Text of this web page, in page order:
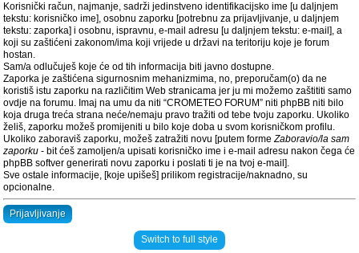
Korisnički račun, najmanje, sadrži jedinstveno identifikacijsko ime [u daljnjem
tekstu: korisničko ime], osobnu zaporku [potrebnu za prijavljivanje, u daljnjem
tekstu: zaporka] i osobnu, ispravnu, e-mail adresu [u daljnjem tekstu: e-mail], a
koji su zaštićeni zakonom/ima koji vrijede u državi na teritoriju koje je forum
hostan.
Sam/a odlučuješ koje će od tih informacija biti javno dostupne.
Zaporka je zaštićena sigurnosnim mehanizmima, no, preporučam(o) da ne
koristiš istu zaporku na različitim Web stranicama jer ju mi možemo zaštititi samo
ovdje na forumu. Imaj na umu da niti “CROMETEO FORUM” niti phpBB niti bilo
koja druga treća strana neće/nemaju pravo tražiti od tebe tvoju zaporku. Ukoliko
želiš, zaporku možeš promijeniti u bilo koje doba u svom korisničkom profilu.
Ukoliko zaboraviš zaporku, možeš zatražiti novu [putem formeZaboravio/la sam
zaporku - bit ćeš zamoljen/a upisati korisničko ime i e-mail adresu nakon čega će
phpBB softver generirati novu zaporku i poslati ti je na tvoj e-mail].
Sve ostale informacije, [koje upišeš] prilikom registracije/naknadno, su
opcionalne.
Prijavljivanje
Switch to full style